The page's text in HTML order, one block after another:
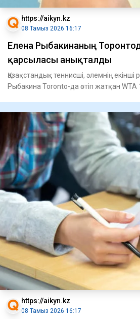
https://aikyn.kz
08 Тамыз 2026 16:17
Елена Рыбакинаның
қарсыласы анықталды
Қазақстандық теннисші, әлемнің екінші
Рыбакина Toronto-да өтіп жатқан WTA
https://aikyn.kz
08 Тамыз 2026 16:17